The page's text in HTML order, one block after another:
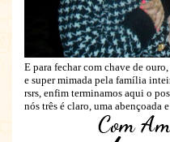
E para fechar com chave de
e super mimada pela família
rsrs, enfim terminamos aqui o
nós três é claro, uma abençoada